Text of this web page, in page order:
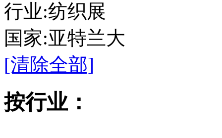
行业:纺织展
国家:亚特兰大
[清除全部]
按行业：